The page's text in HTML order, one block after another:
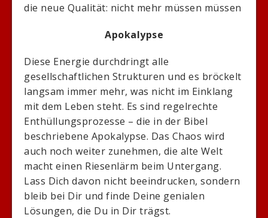
die neue Qualität: nicht mehr müssen müssen
Apokalypse
Diese Energie durchdringt alle
gesellschaftlichen Strukturen und es bröckelt
langsam immer mehr, was nicht im Einklang
mit dem Leben steht. Es sind regelrechte
Enthüllungsprozesse – die in der Bibel
beschriebene Apokalypse. Das Chaos wird
auch noch weiter zunehmen, die alte Welt
macht einen Riesenlärm beim Untergang.
Lass Dich davon nicht beeindrucken, sondern
bleib bei Dir und finde Deine genialen
Lösungen, die Du in Dir trägst.